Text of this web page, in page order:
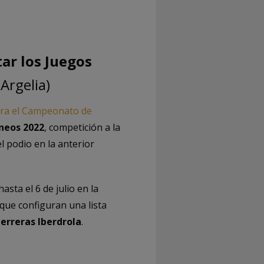
los Juegos
el Campeonato de
2022, competición a la
podio en la anterior
el 6 de julio en la
configuran una lista
Iberdrola.